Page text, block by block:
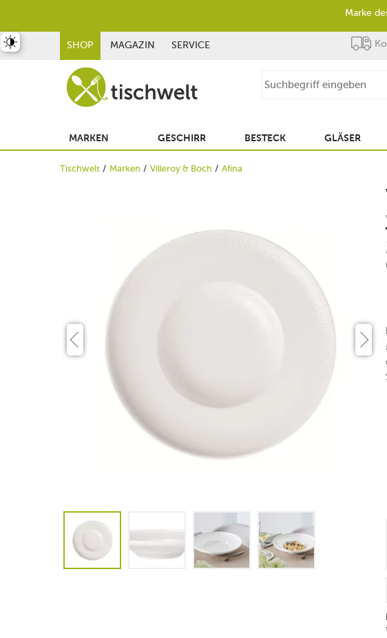
SHOP MAGAZIN SERVICE
MARKEN GESCHIRR BESTECK GLÄSER
Tischwelt Marken Villeroy & Boch Afina
umschalten
Marke